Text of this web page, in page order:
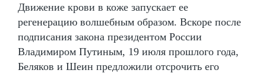
Движение крови в коже запускает ее
регенерацию волшебным образом. Вскоре после
подписания закона президентом России
Владимиром Путиным, 19 июля прошлого года,
Беляков и Шеин предложили отсрочить его